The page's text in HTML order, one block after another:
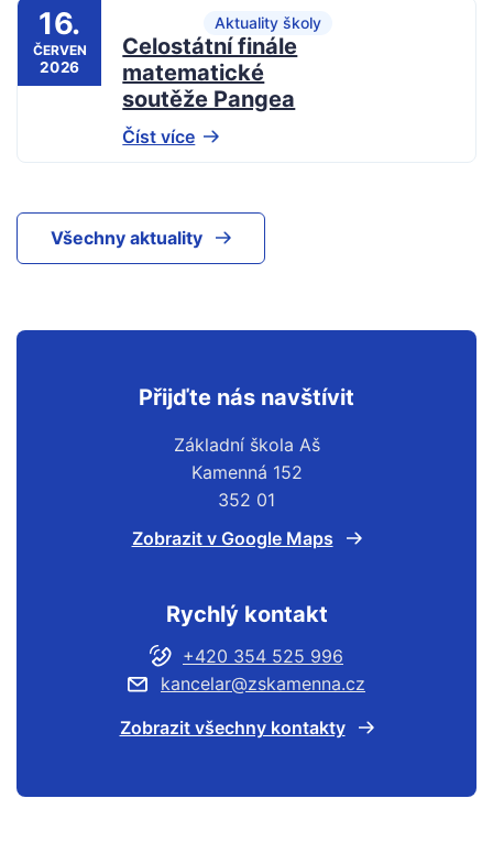
16.
ČERVEN
2026
Aktuality školy
Celostátní finále
matematické
soutěže Pangea
Číst více
Všechny aktuality
Přijďte nás navštívit
Základní škola Aš
Kamenná 152
352 01
Zobrazit v Google Maps
Rychlý kontakt
+420 354 525 996
kancelar@zskamenna.cz
Zobrazit všechny kontakty